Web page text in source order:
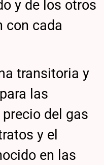
y de los otros
con cada
transitoria y
las
del gas
y el
en las